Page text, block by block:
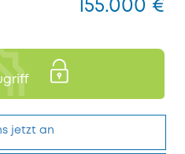
155.000 €
jetzt an